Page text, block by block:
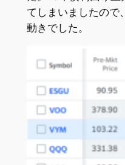
てしまいましたので
動きでした。